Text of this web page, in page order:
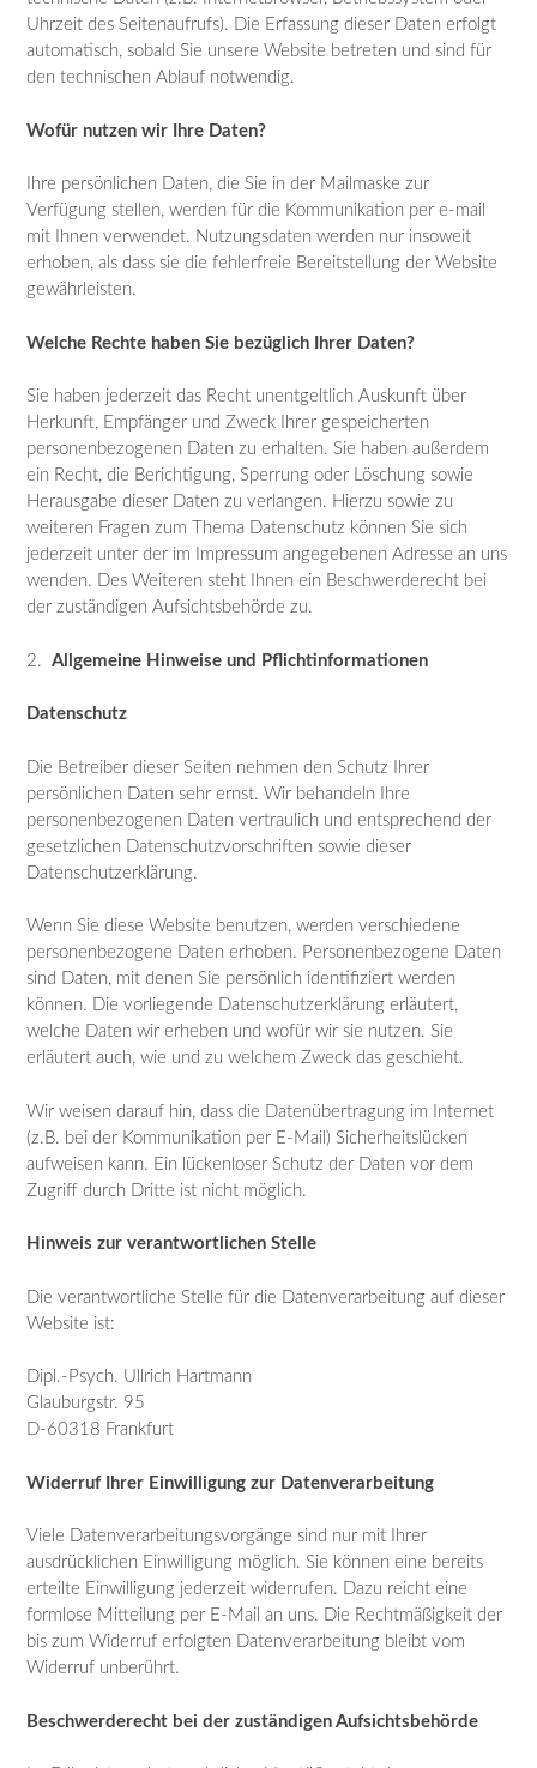
Uhrzeit des Seitenaufrufs). Die Erfassung dieser Daten erfolgt
automatisch, sobald Sie unsere Website betreten und sind für
den technischen Ablauf notwendig.
Wofür nutzen wir Ihre Daten?
Ihre persönlichen Daten, die Sie in der Mailmaske zur
Verfügung stellen, werden für die Kommunikation per e-mail
mit Ihnen verwendet. Nutzungsdaten werden nur insoweit
erhoben, als dass sie die fehlerfreie Bereitstellung der Website
gewährleisten.
Welche Rechte haben Sie bezüglich Ihrer Daten?
Sie haben jederzeit das Recht unentgeltlich Auskunft über
Herkunft, Empfänger und Zweck Ihrer gespeicherten
personenbezogenen Daten zu erhalten. Sie haben außerdem
ein Recht, die Berichtigung, Sperrung oder Löschung sowie
Herausgabe dieser Daten zu verlangen. Hierzu sowie zu
weiteren Fragen zum Thema Datenschutz können Sie sich
jederzeit unter der im Impressum angegebenen Adresse an uns
wenden. Des Weiteren steht Ihnen ein Beschwerderecht bei
der zuständigen Aufsichtsbehörde zu.
2. Allgemeine Hinweise und Pflichtinformationen
Datenschutz
Die Betreiber dieser Seiten nehmen den Schutz Ihrer
persönlichen Daten sehr ernst. Wir behandeln Ihre
personenbezogenen Daten vertraulich und entsprechend der
gesetzlichen Datenschutzvorschriften sowie dieser
Datenschutzerklärung.
Wenn Sie diese Website benutzen, werden verschiedene
personenbezogene Daten erhoben. Personenbezogene Daten
sind Daten, mit denen Sie persönlich identifiziert werden
können. Die vorliegende Datenschutzerklärung erläutert,
welche Daten wir erheben und wofür wir sie nutzen. Sie
erläutert auch, wie und zu welchem Zweck das geschieht.
Wir weisen darauf hin, dass die Datenübertragung im Internet
(z.B. bei der Kommunikation per E-Mail) Sicherheitslücken
aufweisen kann. Ein lückenloser Schutz der Daten vor dem
Zugriff durch Dritte ist nicht möglich.
Hinweis zur verantwortlichen Stelle
Die verantwortliche Stelle für die Datenverarbeitung auf dieser
Website ist:
Dipl.-Psych. Ullrich Hartmann
Glauburgstr. 95
D-60318 Frankfurt
Widerruf Ihrer Einwilligung zur Datenverarbeitung
Viele Datenverarbeitungsvorgänge sind nur mit Ihrer
ausdrücklichen Einwilligung möglich. Sie können eine bereits
erteilte Einwilligung jederzeit widerrufen. Dazu reicht eine
formlose Mitteilung per E-Mail an uns. Die Rechtmäßigkeit der
bis zum Widerruf erfolgten Datenverarbeitung bleibt vom
Widerruf unberührt.
Beschwerderecht bei der zuständigen Aufsichtsbehörde